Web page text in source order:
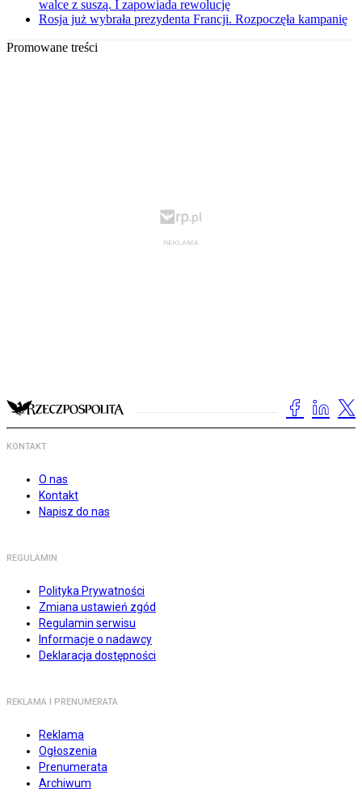
walce z suszą. I zapowiada rewolucję
Rosja już wybrała prezydenta Francji. Rozpoczęła kampanię
Promowane treści
KONTAKT
O nas
Kontakt
Napisz do nas
REGULAMIN
Polityka Prywatności
Zmiana ustawień zgód
Regulamin serwisu
Informacje o nadawcy
Deklaracja dostępności
REKLAMA I PRENUMERATA
Reklama
Ogłoszenia
Prenumerata
Archiwum